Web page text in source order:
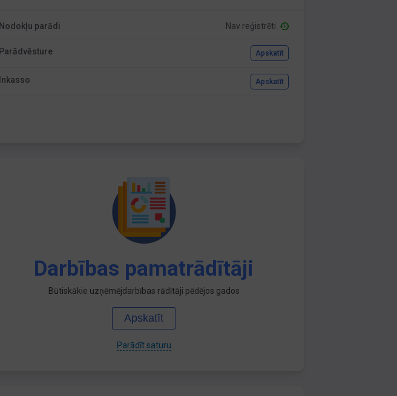
Nodokļu parādi Nav reģistrēti
Parādvēsture Apskatīt
Inkasso Apskatīt
Darbības pamatrādītāji
Būtiskākie uzņēmējdarbības rādītāji pēdējos gados
Apskatīt
Parādīt saturu